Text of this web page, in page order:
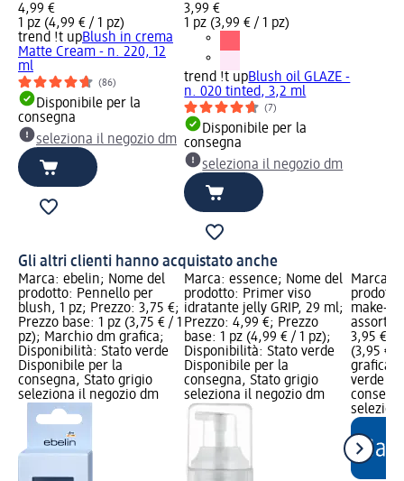
4,99 €
1 pz (4,99 € / 1 pz)
trend !t upBlush in crema
Matte Cream - n. 220, 12
ml
(86)
Disponibile per la
consegna
seleziona il negozio dm
3,99 €
1 pz (3,99 € / 1 pz)
trend !t upBlush oil GLAZE -
n. 020 tinted, 3,2 ml
(7)
Disponibile per la
consegna
seleziona il negozio dm
Gli altri clienti hanno acquistato anche
Marca: ebelin; Nome del
prodotto: Pennello per
blush, 1 pz; Prezzo: 3,75 €;
Prezzo base: 1 pz (3,75 € / 1
pz); Marchio dm grafica;
Disponibilità: Stato verde
Disponibile per la
consegna, Stato grigio
seleziona il negozio dm
Marca: essence; Nome del
prodotto: Primer viso
idratante jelly GRIP, 29 ml;
Prezzo: 4,99 €; Prezzo
base: 1 pz (4,99 € / 1 pz);
Disponibilità: Stato verde
Disponibile per la
consegna, Stato grigio
seleziona il negozio dm
Marca:
make-
assort.,
3,95 €;
(3,95 € /
grafica;
verde